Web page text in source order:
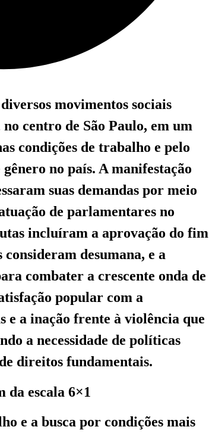
movimentos sociais
centro de São Paulo, em um
condições de trabalho e pelo
no país. A manifestação
suas demandas por meio
de parlamentares no
incluíram a aprovação do fim
desumana, e a
combater a crescente onda de
popular com a
e a inação frente à violência que
a necessidade de políticas
direitos fundamentais.
escala 6×1
e a busca por condições mais